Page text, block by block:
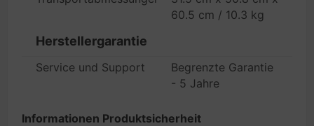
60.5 cm / 10.3 kg
Herstellergarantie
Service und Support
Begrenzte Garantie
- 5 Jahre
Informationen Produktsicherheit